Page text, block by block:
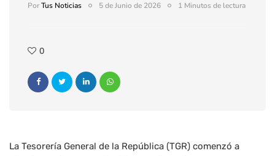
PorTus Noticias 5 de Junio de 2026 1 Minutos de lectura
0
La Tesorería General de la República (TGR) comenzó a